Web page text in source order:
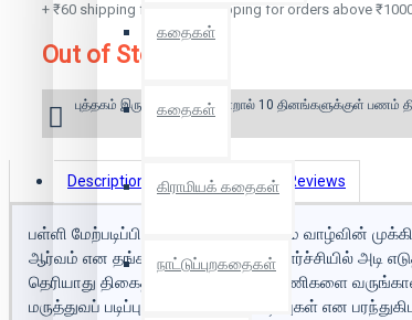
கதைகள்
கதைகள்
கிராமியக் கதைகள்
நாட்டுப்புறகதைகள்
+ ₹60 shipping fee* (Free shipping for orders above
Out of Stock
புத்தகம் இருப்பில் இல்லை என்றால் 10 தினங்களுக்குள் பணம்
Description Book Details Reviews
பள்ளி மேற்படிப்பின் நிறைவுக் காலகட்டம் வாழ்வின்
ஆர்வம் என தங்களின் அடுத்தகட்ட வளர்ச்சியில் அடி
தெரியாது திகைத்து நிற்கும் மாணவமணிகளை வருங்கால
மருத்துவப் படிப்புகள், பொறியியல் படிப்புகள் என